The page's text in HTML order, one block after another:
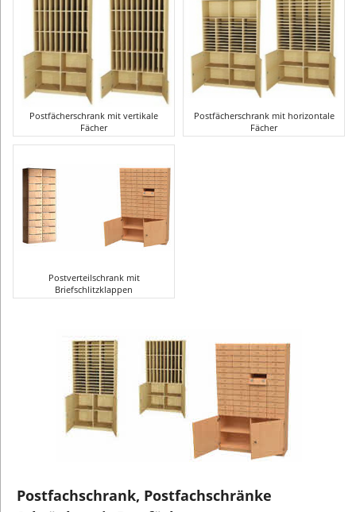
Postfächerschrank mit vertikale
Fächer
Postfächerschrank mit horizontale
Fächer
Postverteilschrank mit
Briefschlitzklappen
Postfachschrank, Postfachschränke